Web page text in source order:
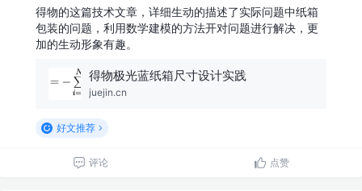
得物的这篇技术文章，详细生动的描述了实际问题中纸箱
包装的问题，利用数学建模的方法开对问题进行解决，更
加的生动形象有趣。
得物极光蓝纸箱尺寸设计实践
juejin.cn
好文推荐
评论 点赞